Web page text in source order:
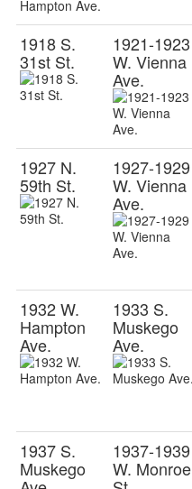
1918 S.
31st St.
1921-1923
W. Vienna
Ave.
1927 N.
59th St.
1927-1929
W. Vienna
Ave.
1932 W.
Hampton
Ave.
1933 S.
Muskego
Ave.
1937 S.
Muskego
1937-1939
W. Monroe